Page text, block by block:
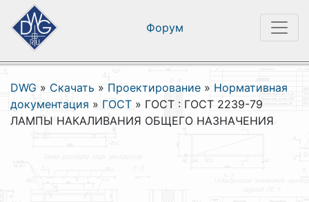
Форум
DWG » Скачать » Проектирование » Нормативная
документация » ГОСТ » ГОСТ : ГОСТ 2239-79
ЛАМПЫ НАКАЛИВАНИЯ ОБЩЕГО НАЗНАЧЕНИЯ